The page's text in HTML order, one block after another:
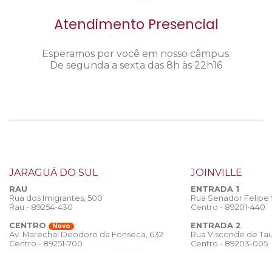
Atendimento Presencial
Esperamos por você em nosso câmpus.
De segunda a sexta das 8h às 22h16
JARAGUÁ DO SUL
RAU
Rua dos Imigrantes, 500
Rau - 89254-430
CENTRO
Novo
Av. Marechal Deodoro da Fonseca, 632
Centro - 89251-700
JOINVILLE
ENTRADA 1
Rua Senador
Centro - 89201-440
ENTRADA 2
Rua Visconde de
Centro - 89203-005